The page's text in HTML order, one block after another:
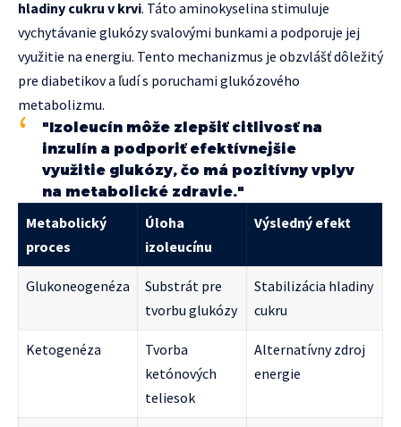
hladiny cukru v krvi. Táto aminokyselina stimuluje
vychytávanie glukózy svalovými bunkami a podporuje jej
využitie na energiu. Tento mechanizmus je obzvlášť dôležitý
pre diabetikov a ľudí s poruchami glukózového
metabolizmu.
"Izoleucín môže zlepšiť citlivosť na
inzulín a podporiť efektívnejšie
využitie glukózy, čo má pozitívny vplyv
na metabolické zdravie."
Metabolický
proces
Úloha
izoleucínu
Výsledný efekt
Glukoneogenéza
Substrát pre
tvorbu glukózy
Stabilizácia hladiny
cukru
Ketogenéza
Tvorba
ketónových
teliesok
Alternatívny zdroj
energie